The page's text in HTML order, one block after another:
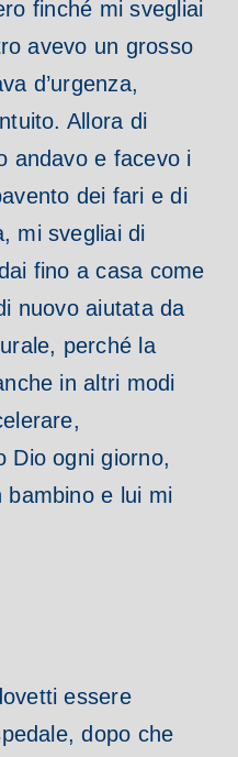
finché mi svegliai
avevo un grosso
d’urgenza,
Allora di
andavo e facevo i
dei fari e di
mi svegliai di
fino a casa come
nuovo aiutata da
perché la
in altri modi
ogni giorno,
e lui mi
essere
dopo che